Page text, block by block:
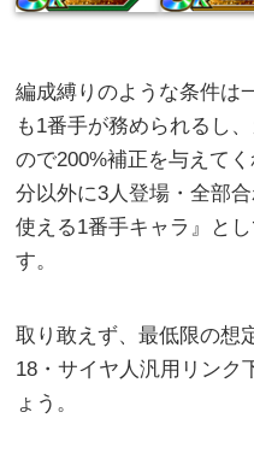
編成縛りのような条件は
も1番手が務められるし
ので200%補正を与えて
分以外に3人登場・全部
使える1番手キャラ』と
す。
取り敢えず、最低限の想
18・サイヤ人汎用リンク
ょう。